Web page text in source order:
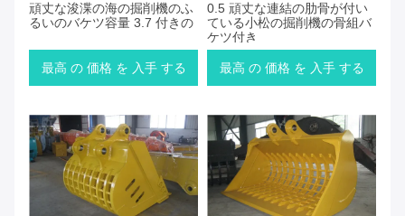
頑丈な浚渫の海の掘削機のふ
るいのバケツ容量 3.7 付きの
最高 の 価格 を 入手 する
0.5 頑丈な連結の肋骨が付い
ている小松の掘削機の骨組バ
ケツ付き
最高 の 価格 を 入手 する